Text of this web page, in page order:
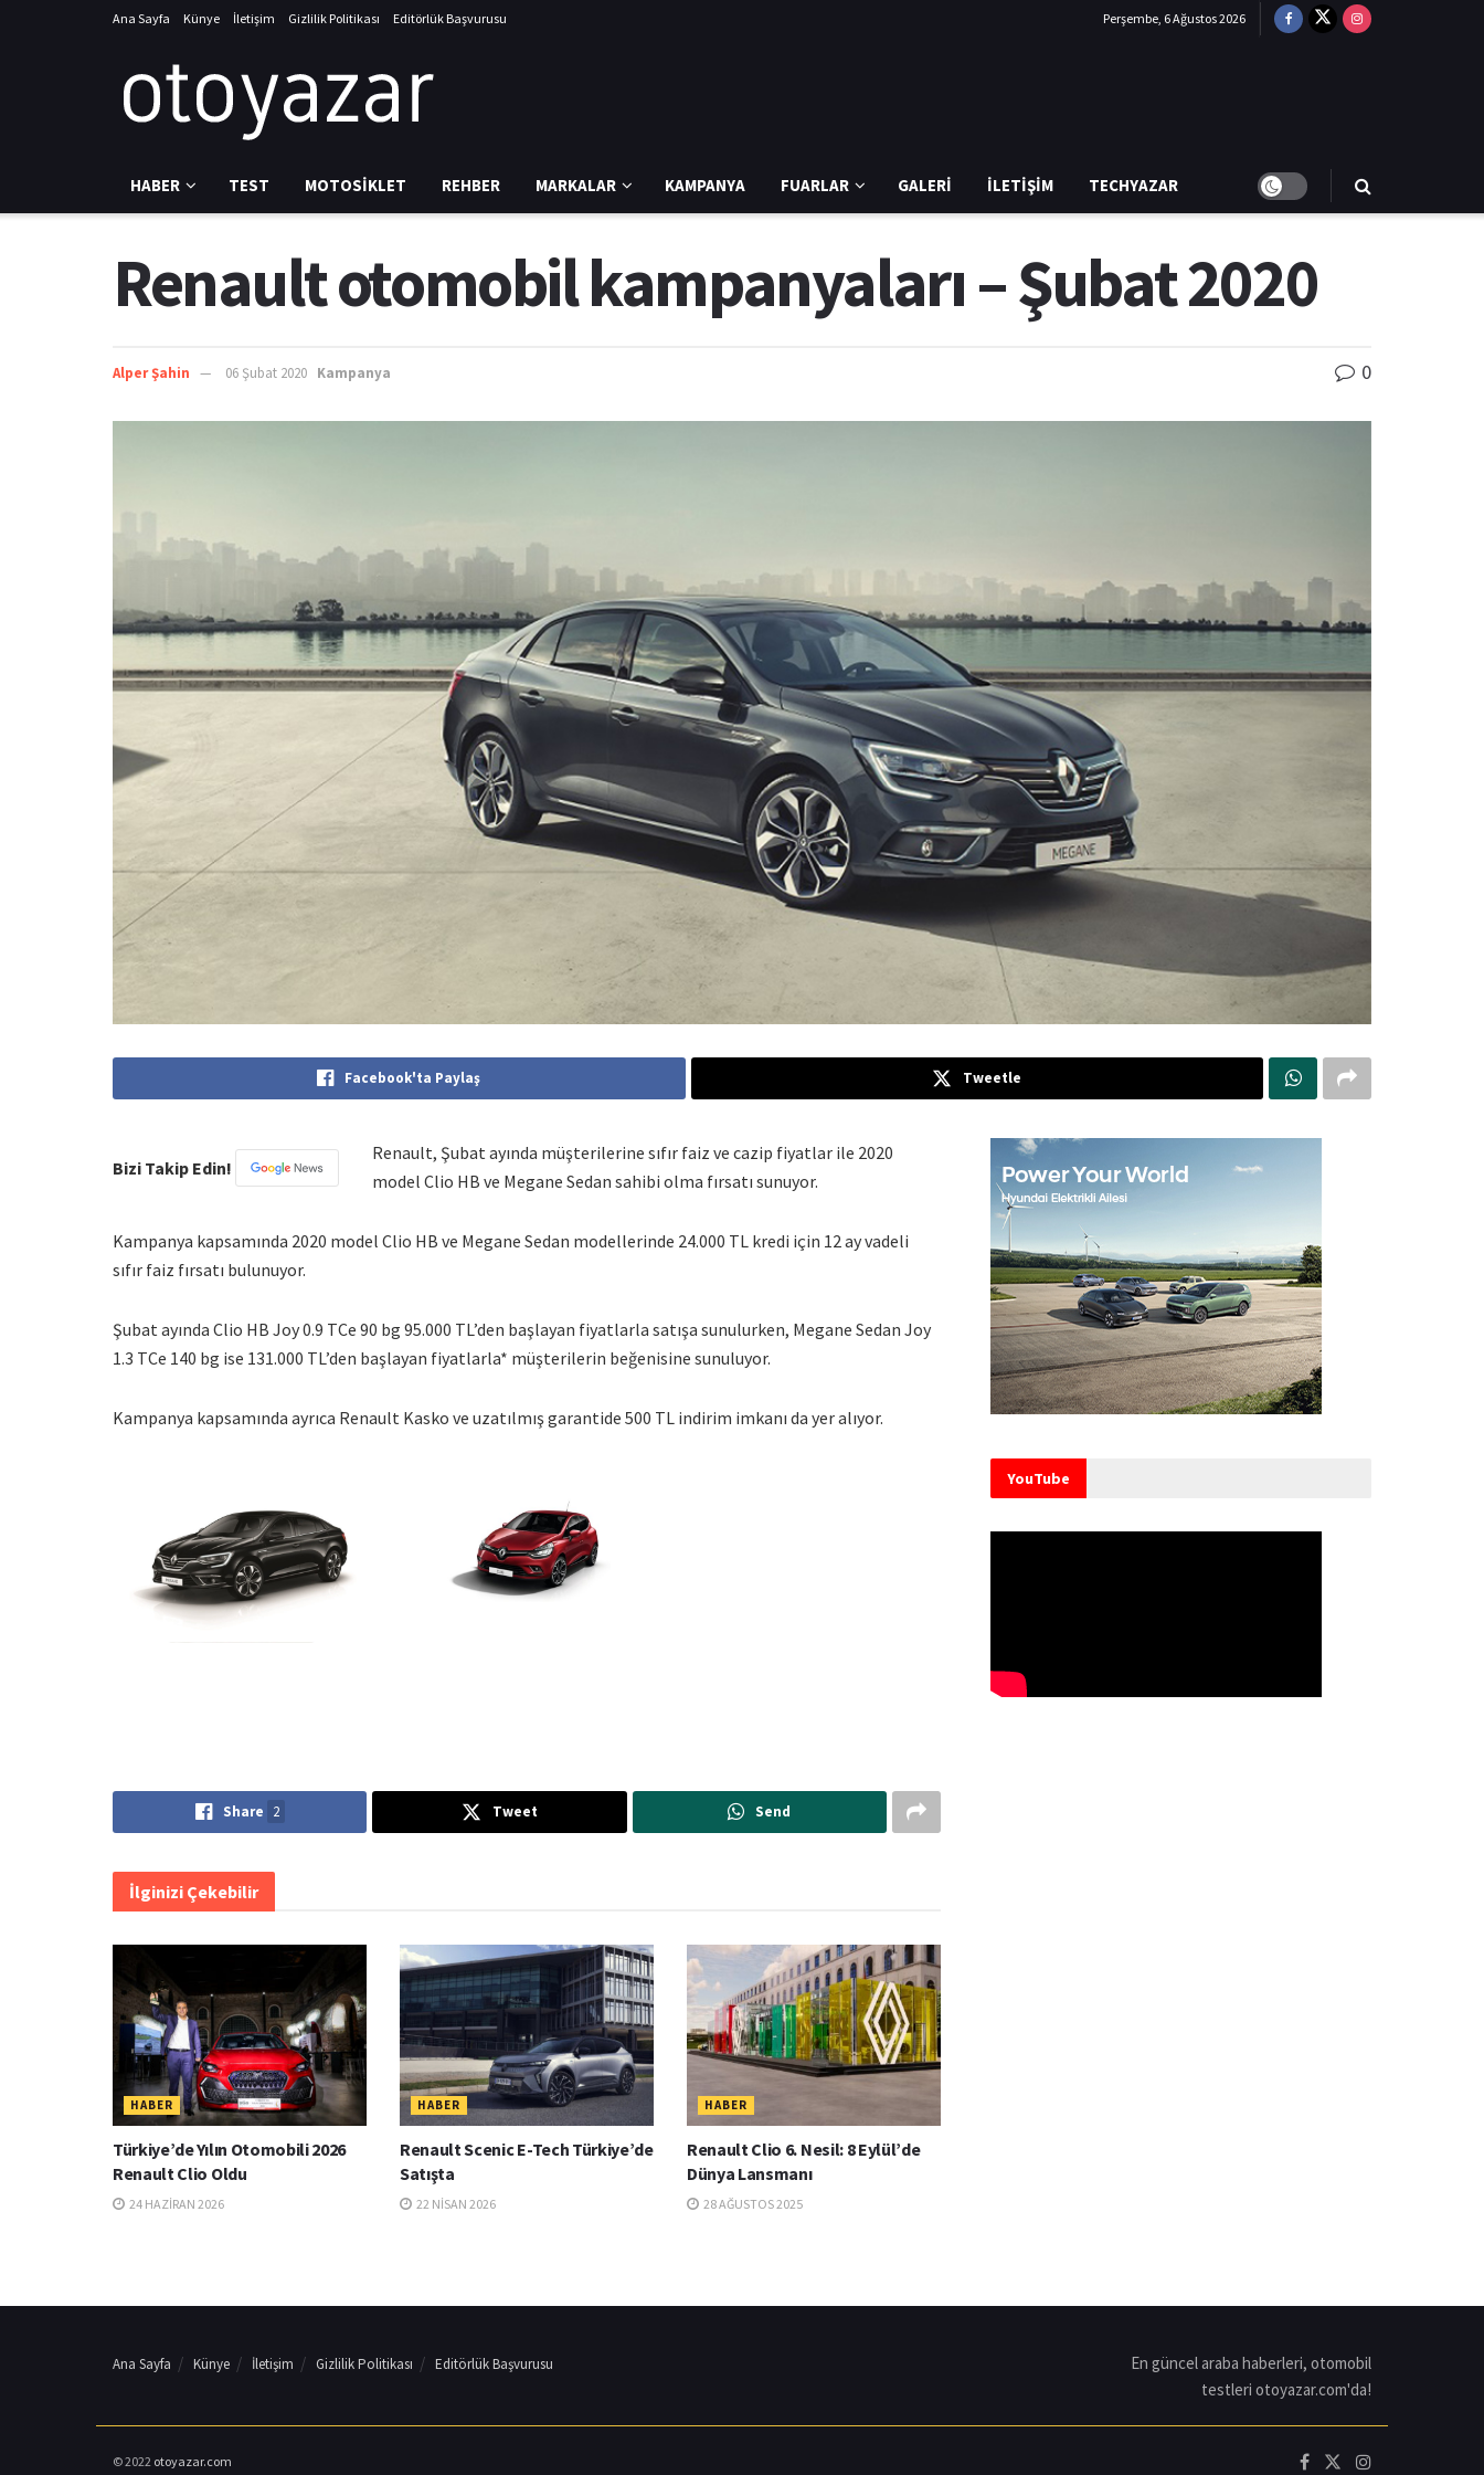
Ana Sayfa Künye İletişim Gizlilik Politikası Editörlük Başvurusu Perşembe, 6 Ağustos 2026
HABER TEST MOTOSIKLET REHBER MARKALAR KAMPANYA FUARLAR GALERI İLETIŞIM TECHYAZAR
Renault otomobil kampanyaları – Şubat 2020
Alper Şahin 06 Şubat 2020 Kampanya 0
Facebook'ta Paylaş Tweetle
Bizi Takip Edin!
Renault, Şubat ayında müşterilerine sıfır faiz ve cazip fiyatlar ile 2020
model Clio HB ve Megane Sedan sahibi olma fırsatı sunuyor.
Kampanya kapsamında 2020 model Clio HB ve Megane Sedan modellerinde 24.000 TL kredi için 12 ay vadeli
sıfır faiz fırsatı bulunuyor.
Şubat ayında Clio HB Joy 0.9 TCe 90 bg 95.000 TL’den başlayan fiyatlarla satışa sunulurken, Megane Sedan Joy
1.3 TCe 140 bg ise 131.000 TL’den başlayan fiyatlarla* müşterilerin beğenisine sunuluyor.
Kampanya kapsamında ayrıca Renault Kasko ve uzatılmış garantide 500 TL indirim imkanı da yer alıyor.
Share 2 Tweet Send
İlginizi Çekebilir
HABER
Türkiye’de Yılın Otomobili 2026
Renault Clio Oldu
24 HAZIRAN 2026
HABER
Renault Scenic E-Tech Türkiye’de
Satışta
22 NISAN 2026
HABER
Renault Clio 6. Nesil: 8 Eylül’de
Dünya Lansmanı
28 AĞUSTOS 2025
YouTube
Ana Sayfa Künye İletişim Gizlilik Politikası Editörlük Başvurusu
En güncel araba haberleri, otomobil
testleri otoyazar.com'da!
© 2022 otoyazar.com